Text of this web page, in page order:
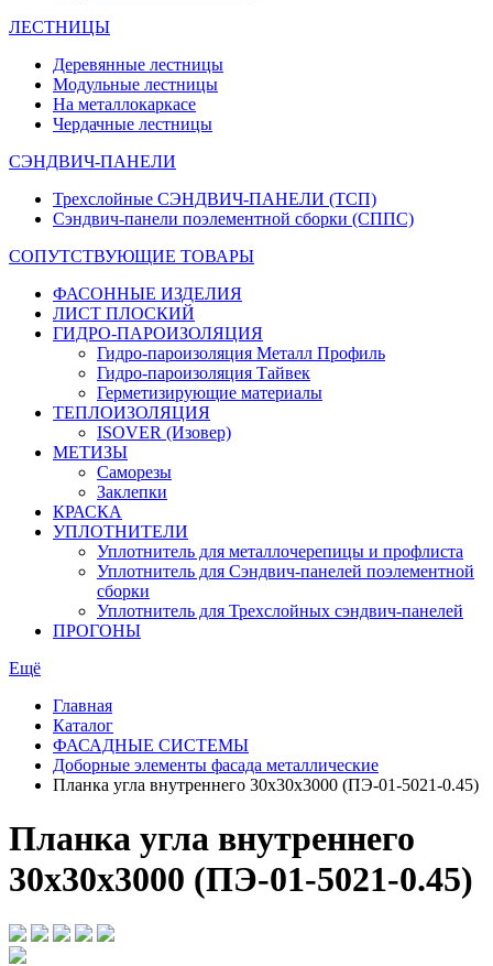
ЛЕСТНИЦЫ
Деревянные лестницы
Модульные лестницы
На металлокаркасе
Чердачные лестницы
СЭНДВИЧ-ПАНЕЛИ
Трехслойные СЭНДВИЧ-ПАНЕЛИ (ТСП)
Сэндвич-панели поэлементной сборки (СППС)
СОПУТСТВУЮЩИЕ ТОВАРЫ
ФАСОННЫЕ ИЗДЕЛИЯ
ЛИСТ ПЛОСКИЙ
ГИДРО-ПАРОИЗОЛЯЦИЯ
Гидро-пароизоляция Металл Профиль
Гидро-пароизоляция Тайвек
Герметизирующие материалы
ТЕПЛОИЗОЛЯЦИЯ
ISOVER (Изовер)
МЕТИЗЫ
Саморезы
Заклепки
КРАСКА
УПЛОТНИТЕЛИ
Уплотнитель для металлочерепицы и профлиста
Уплотнитель для Сэндвич-панелей поэлементной
сборки
Уплотнитель для Трехслойных сэндвич-панелей
ПРОГОНЫ
Ещё
Главная
Каталог
ФАСАДНЫЕ СИСТЕМЫ
Доборные элементы фасада металлические
Планка угла внутреннего 30х30х3000 (ПЭ-01-5021-0.45)
Планка угла внутреннего
30х30х3000 (ПЭ-01-5021-0.45)